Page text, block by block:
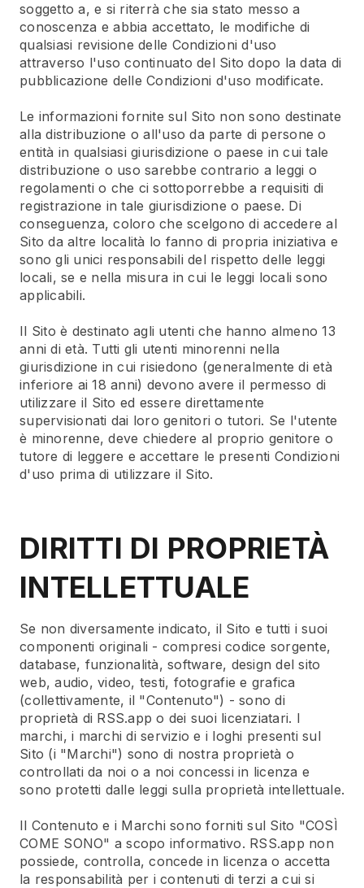
soggetto a, e si riterrà che sia stato messo a
conoscenza e abbia accettato, le modifiche di
qualsiasi revisione delle Condizioni d'uso
attraverso l'uso continuato del Sito dopo la data di
pubblicazione delle Condizioni d'uso modificate.
Le informazioni fornite sul Sito non sono destinate
alla distribuzione o all'uso da parte di persone o
entità in qualsiasi giurisdizione o paese in cui tale
distribuzione o uso sarebbe contrario a leggi o
regolamenti o che ci sottoporrebbe a requisiti di
registrazione in tale giurisdizione o paese. Di
conseguenza, coloro che scelgono di accedere al
Sito da altre località lo fanno di propria iniziativa e
sono gli unici responsabili del rispetto delle leggi
locali, se e nella misura in cui le leggi locali sono
applicabili.
Il Sito è destinato agli utenti che hanno almeno 13
anni di età. Tutti gli utenti minorenni nella
giurisdizione in cui risiedono (generalmente di età
inferiore ai 18 anni) devono avere il permesso di
utilizzare il Sito ed essere direttamente
supervisionati dai loro genitori o tutori. Se l'utente
è minorenne, deve chiedere al proprio genitore o
tutore di leggere e accettare le presenti Condizioni
d'uso prima di utilizzare il Sito.
DIRITTI DI PROPRIETÀ
INTELLETTUALE
Se non diversamente indicato, il Sito e tutti i suoi
componenti originali - compresi codice sorgente,
database, funzionalità, software, design del sito
web, audio, video, testi, fotografie e grafica
(collettivamente, il "Contenuto") - sono di
proprietà di RSS.app o dei suoi licenziatari. I
marchi, i marchi di servizio e i loghi presenti sul
Sito (i "Marchi") sono di nostra proprietà o
controllati da noi o a noi concessi in licenza e
sono protetti dalle leggi sulla proprietà intellettuale.
Il Contenuto e i Marchi sono forniti sul Sito "COSÌ
COME SONO" a scopo informativo. RSS.app non
possiede, controlla, concede in licenza o accetta
la responsabilità per i contenuti di terzi a cui si